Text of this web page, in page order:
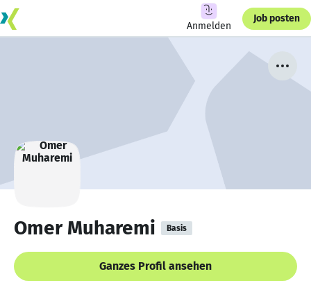
Anmelden
Job posten
Omer Muharemi Basis
Ganzes Profil ansehen